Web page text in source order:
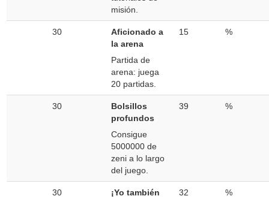
misión.
30
Aficionado a
la arena
Partida de
arena: juega
20 partidas.
15 %
30
Bolsillos
profundos
Consigue
5000000 de
zeni a lo largo
del juego.
39 %
30
¡Yo también
32 %